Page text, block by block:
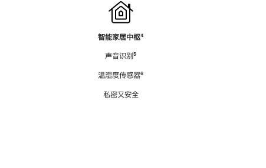
智能家居中枢脚
⁴
声音识别脚
⁵
温湿度传感器脚
⁶
私密又安全